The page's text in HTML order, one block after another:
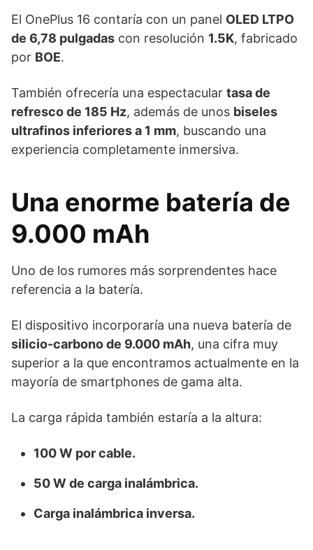
El OnePlus 16 contaría con un panel OLED LTPO
de 6,78 pulgadas con resolución 1.5K, fabricado
por BOE.
También ofrecería una espectacular tasa de
refresco de 185 Hz, además de unos biseles
ultrafinos inferiores a 1 mm, buscando una
experiencia completamente inmersiva.
Una enorme batería de
9.000 mAh
Uno de los rumores más sorprendentes hace
referencia a la batería.
El dispositivo incorporaría una nueva batería de
silicio-carbono de 9.000 mAh, una cifra muy
superior a la que encontramos actualmente en la
mayoría de smartphones de gama alta.
La carga rápida también estaría a la altura:
100 W por cable.
50 W de carga inalámbrica.
Carga inalámbrica inversa.